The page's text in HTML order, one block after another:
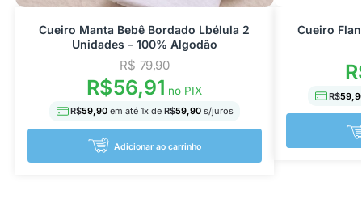
Cueiro Manta Bebê Bordado Lbélula 2
Unidades – 100% Algodão
R$79,90
R$56,91 no PIX
R$59,90 em até 1x de R$59,90s/juros
Adicionar ao carrinho
Cueiro
R$